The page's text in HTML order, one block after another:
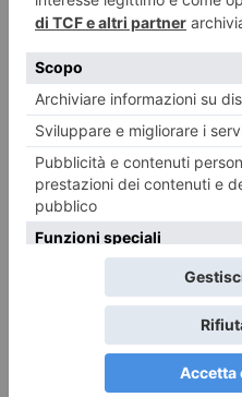
16 FEBBRAIO 2026
Grande successo di
ILTORINESE